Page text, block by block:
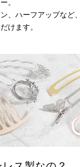
、ハーフアップなど
けます。